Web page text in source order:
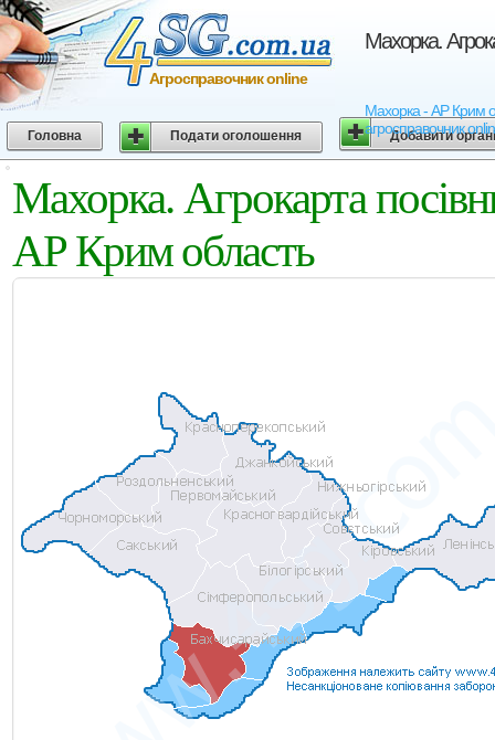
Махорка.
Махорка - АР Крим
агросправочник
Агросправочник online
Головна Подати оголошення Добавити
Махорка. Агрокарта
АР Крим область